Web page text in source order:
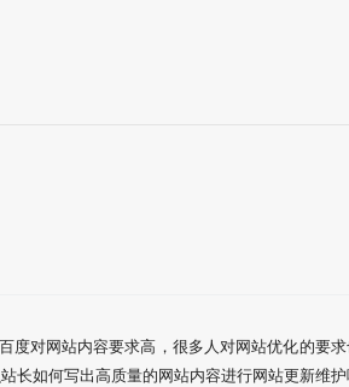
度对网站内容要求高，很多人对网站优化的要
长如何写出高质量的网站内容进行网站更新维护